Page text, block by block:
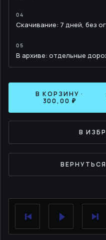
Скачивание: 7 дней, без
В архиве: отдельные
В КОРЗИНУ ·
300,00 ₽
В